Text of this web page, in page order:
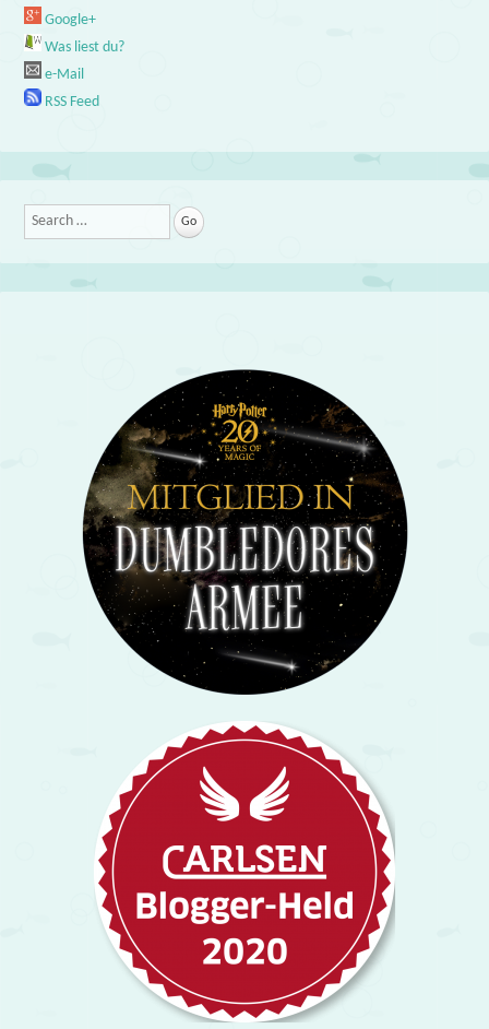
Google+
Was liest du?
e-Mail
RSS Feed
Search